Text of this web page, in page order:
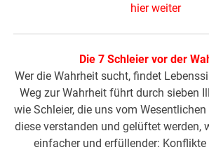
hier weiter
Die 7 Schleier vor der
Wer die Wahrheit sucht, findet
Weg zur Wahrheit führt durch sieben
wie Schleier, die uns vom
diese verstanden und gelüftet werden,
einfacher und erfüllender: